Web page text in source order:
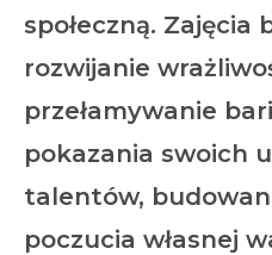
społeczną. Zajęcia
rozwijanie
przełamywanie
pokazania swoich
talentów,
poczucia własnej